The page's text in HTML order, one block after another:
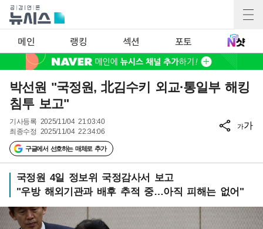
메인 랭킹 섹션 포토
박선원 "국정원, 北김수키 외교·통일부 해킹
침투 보고"
기사등록 2025/11/04 21:03:40
최종수정 2025/11/04 22:34:06
구글에서 선호하는 매체로 추가
가가
국정원 4일 정보위 국정감사서 보고
"우방 해외기관과 배후 추적 중…아직 피해는 없어"